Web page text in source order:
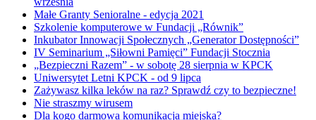
Małe Granty Senioralne - edycja 2021
Szkolenie komputerowe w Fundacji „Równik”
Inkubator Innowacji Społecznych „Generator Dostępności”
IV Seminarium „Siłowni Pamięci” Fundacji Stocznia
„Bezpieczni Razem” - w sobotę 28 sierpnia w KPCK
Uniwersytet Letni KPCK - od 9 lipca
Zażywasz kilka leków na raz? Sprawdź czy to bezpieczne!
Nie straszmy wirusem
Dla kogo darmowa komunikacja miejska?